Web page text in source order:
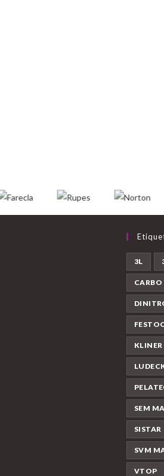
3L
CARBO
KLINER
SEM
SISTAR
SVM
VTOP